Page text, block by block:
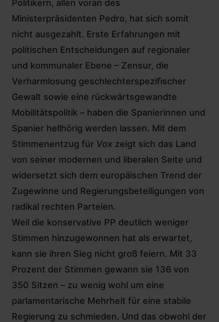
Politikern, allen voran des
Ministerpräsidenten Pedro, hat sich somit
nicht ausgezahlt. Erste Erfahrungen mit
politischen Entscheidungen auf regionaler
und kommunaler Ebene – Zensur, die
Verharmlosung geschlechterspezifischer
Gewalt sowie eine rückwärtsgewandte
Mobilitätspolitik – haben die Spanierinnen und
Spanier hellhörig werden lassen. Mit dem
Stimmenentzug für Vox zeigt sich das Land
von seiner modernen und liberalen Seite und
widersetzt sich dem europäischen Trend der
Zugewinne und Regierungsbeteiligungen von
radikal rechten Parteien.
Weil die konservative PP deutlich weniger
Stimmen hinzugewonnen hat als erwartet,
kann sie ihren Sieg nicht groß feiern. Mit 33
Prozent der Stimmen gewann sie 136 von
350 Sitzen – zu wenig wohl um eine
parlamentarische Mehrheit für eine stabile
Regierung zu schmieden. Und das obwohl der